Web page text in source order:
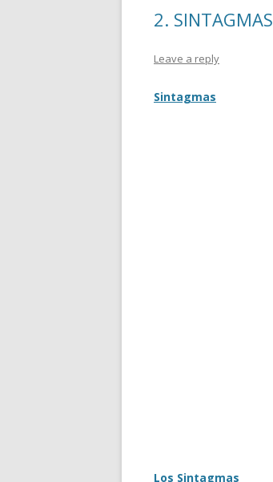
2. SINTAGMAS
Leave a reply
Sintagmas
Los Sintagmas